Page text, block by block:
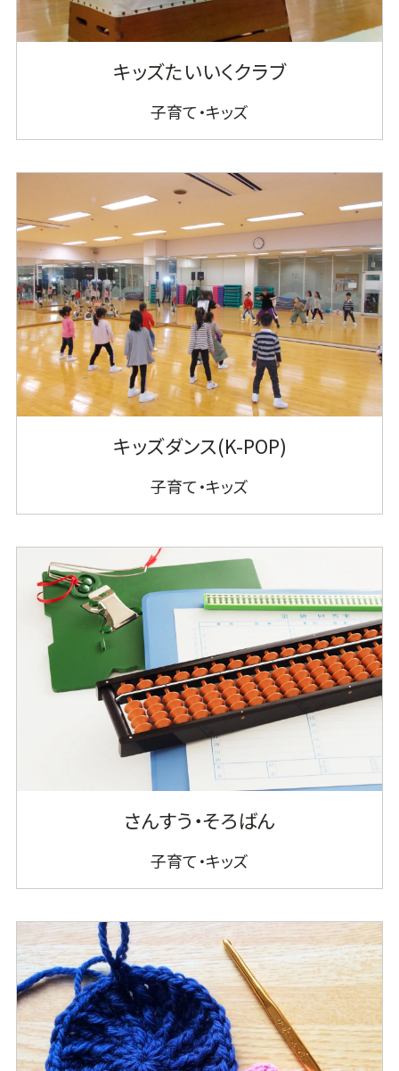
キッズたいいくクラブ
子育て・キッズ
キッズダンス(K-POP)
子育て・キッズ
さんすう・そろばん
子育て・キッズ